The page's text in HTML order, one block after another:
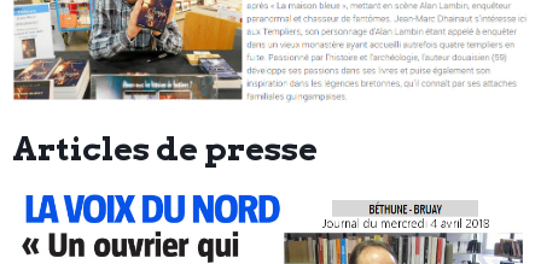
Articles de presse